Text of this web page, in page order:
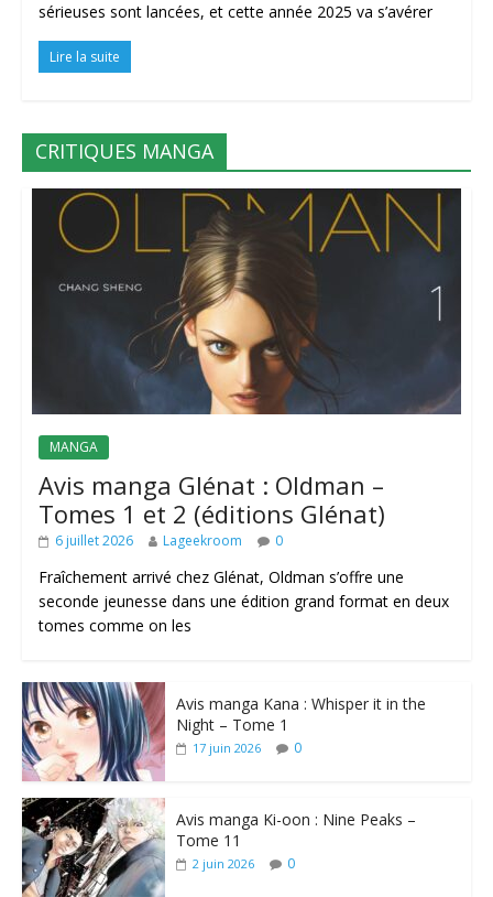
sérieuses sont lancées, et cette année 2025 va s’avérer
Lire la suite
CRITIQUES MANGA
MANGA
Avis manga Glénat : Oldman –
Tomes 1 et 2 (éditions Glénat)
6 juillet 2026 Lageekroom 0
Fraîchement arrivé chez Glénat, Oldman s’offre une
seconde jeunesse dans une édition grand format en deux
tomes comme on les
Avis manga Kana : Whisper it in the
Night – Tome 1
17 juin 2026 0
Avis manga Ki-oon : Nine Peaks –
Tome 11
2 juin 2026 0